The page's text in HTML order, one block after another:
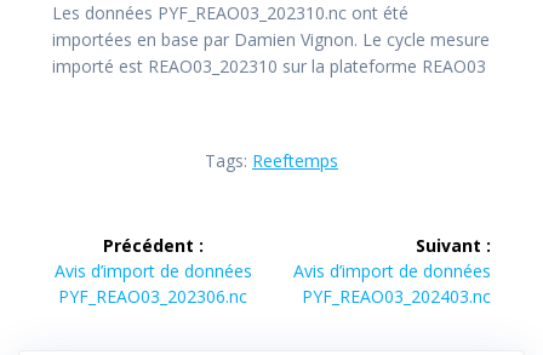
Les données PYF_REAO03_202310.nc ont été
importées en base par Damien Vignon. Le cycle mesure
importé est REAO03_202310 sur la plateforme REAO03
Tags: Reeftemps
Navigation
de
Précédent :
Article
précédent :
Avis d’import de données
PYF_REAO03_202306.nc
Suivant :
Article
suivant :
Avis d’import de données
PYF_REAO03_202403.nc